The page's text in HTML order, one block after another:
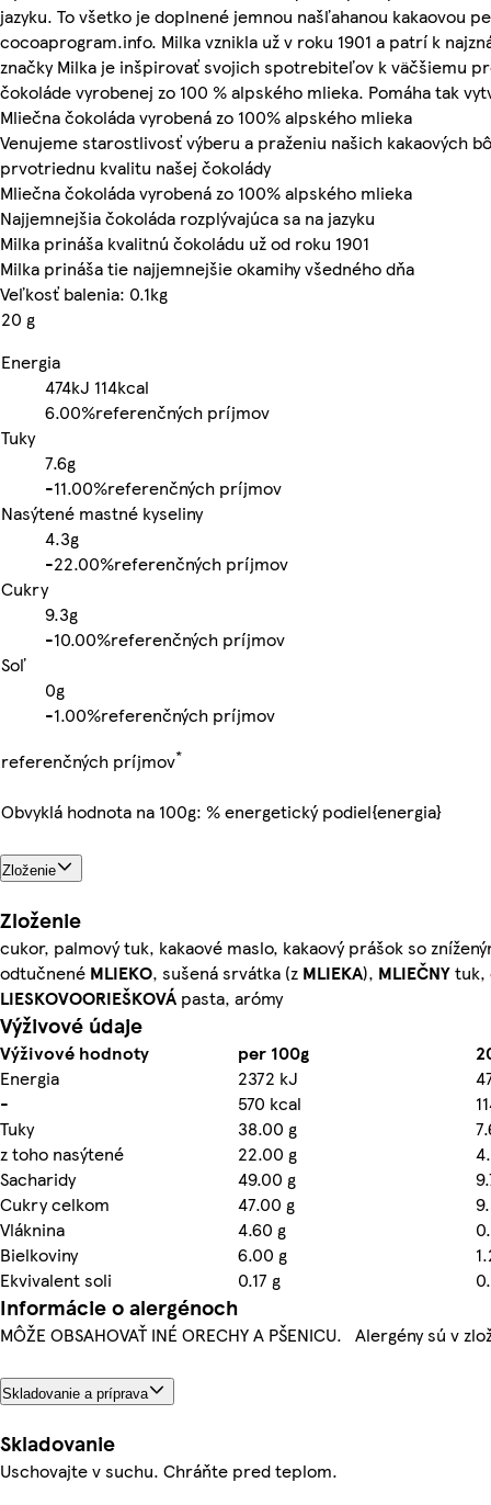
jazyku. To všetko je doplnené jemnou našľahanou kakaovou
cocoaprogram.info. Milka vznikla už v roku 1901 a patrí k
značky Milka je inšpirovať svojich spotrebiteľov k väčšiemu
čokoláde vyrobenej zo 100 % alpského mlieka. Pomáha tak
Mliečna čokoláda vyrobená zo 100% alpského mlieka
Venujeme starostlivosť výberu a praženiu našich kakaových
prvotriednu kvalitu našej čokolády
Mliečna čokoláda vyrobená zo 100% alpského mlieka
Najjemnejšia čokoláda rozplývajúca sa na jazyku
Milka prináša kvalitnú čokoládu už od roku 1901
Milka prináša tie najjemnejšie okamihy všedného dňa
Veľkosť balenia: 0.1kg
20 g
Energia
474kJ 114kcal
6.00%referenčných príjmov
Tuky
7.6g
-11.00%referenčných príjmov
Nasýtené mastné kyseliny
4.3g
-22.00%referenčných príjmov
Cukry
9.3g
-10.00%referenčných príjmov
Soľ
0g
-1.00%referenčných príjmov
referenčných príjmov*
Obvyklá hodnota na 100g: % energetický podiel{energia}
Zloženie
Zloženie
cukor, palmový tuk, kakaové maslo, kakaový prášok so
odtučnené MLIEKO, sušená srvátka (z MLIEKA), MLIEČNYtuk,
LIESKOVOORIEŠKOVÁ pasta, arómy
Výživové údaje
Výživové hodnoty per 100g
Energia
2372 kJ
-
570 kcal
Tuky
38.00 g
z toho nasýtené
22.00 g
Sacharidy
49.00 g
Cukry celkom
47.00 g
Vláknina
4.60 g
Bielkoviny
6.00 g
Ekvivalent soli
0.17 g
Informácie o alergénoch
MÔŽE OBSAHOVAŤ INÉ ORECHY A PŠENICU. Alergény sú v
Skladovanie a príprava
Skladovanie
Uschovajte v suchu. Chráňte pred teplom.